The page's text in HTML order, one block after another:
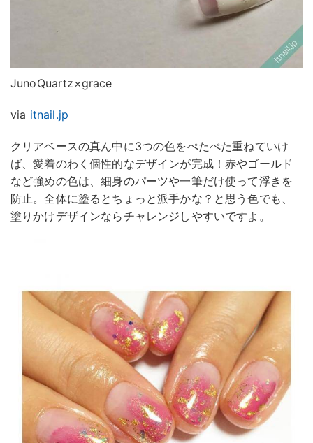
JunoQuartz×grace
via itnail.jp
クリアベースの真ん中に3つの色をぺたぺた重ねていけ
ば、愛着のわく個性的なデザインが完成！赤やゴールド
など強めの色は、細身のパーツや一筆だけ使って浮きを
防止。全体に塗るとちょっと派手かな？と思う色でも、
塗りかけデザインならチャレンジしやすいですよ。